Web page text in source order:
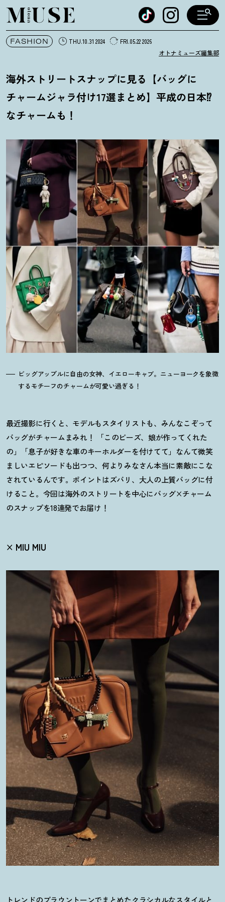
オトナミューズ ウェブ
FASHION THU.10.31 2024 FRI.05.22 2026
オトナミューズ編集部
海外ストリートスナップに見る【バッグに
チャームジャラ付け17選まとめ】平成の日本⁉
なチャームも ！
ビッグアップルに自由の女神、イエローキャブ。ニューヨークを象徴
するモチーフのチャームが可愛い過ぎる ！
最近撮影に行くと、モデルもスタイリストも、みんなこぞって
バッグがチャームまみれ ！
「このビーズ、娘が作ってくれた
の」「息子が好きな車のキーホルダーを付けてて」なんて微笑
ましいエピソードも出つつ、何よりみなさん本当に素敵にこな
されているんです。ポイントはズバリ、大人の上質バッグに付
けること。今回は海外のストリートを中心にバッグ×チャーム
のスナップを18連発でお届け ！
× MIU MIU
トレンドのブラウントーンでまとめたクラシカルなスタイルと